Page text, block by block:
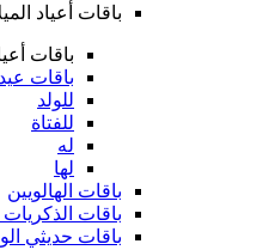
باقات أعياد
باقات
باقات عيد
للولد
للفتاة
له
لها
باقات الهالويين
باقات الذكريات
باقات حديثي